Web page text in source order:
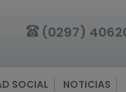
(0297)
SOCIAL NOTICIAS